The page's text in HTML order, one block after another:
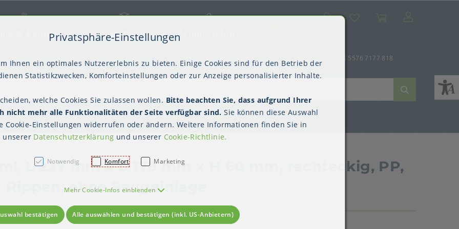
Tisch Gastroverpackungen Küchenbedarf Hygiene & Reinigung
& Reinigung
(PSA) Hygienepapiere Waschraumhygiene Kimberly-Clark™
Versand & Logistik
Palettensicherung Polstern & Kennzeichnen Versandverpackungen
Arbeitsschutz
Einweghauben Mundschutz Schutzkleidung Überschuhe
SucheWunschliste
+43 5576 7177 818
L 227 mm x B 178 mm x H 60 mm, rechteckig, PP,
ohne Saugeinlage
Privatsphäre-Einstellungen
Ihnen ein optimales Nutzererlebnis zu bieten. Einige Cookies sind für den Betrieb der
Statistikzwecken, Komforteinstellungen oder zur Anzeige personalisierter Inhalte.
welche Cookies Sie zulassen wollen. Bitte beachten Sie, dass aufgrund Ihrer
nicht mehr alle Funktionalitäten der Seite verfügbar sind. Sie können diese Auswahl
Cookie-Einstellungen widerrufen oder ändern. Weitere Informationen finden Sie in
unserer Datenschutzerklärung und unserer Cookie-Richtlinie.
Notwendig Komfort Marketing
Mehr Cookie-Infos einblenden
bestätigen Alle auswählen und bestätigen (inkl. US-Anbietern)